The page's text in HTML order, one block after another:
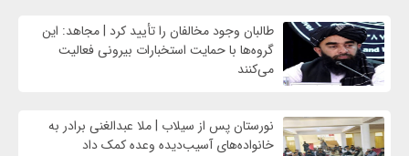
طالبان وجود مخالفان را تأیید کرد | مجاهد: این
گروه‌ها با حمایت استخبارات بیرونی فعالیت
می‌کنند
نورستان پس از سیلاب | ملا عبدالغنی برادر به
خانواده‌های آسیب‌دیده وعده کمک داد